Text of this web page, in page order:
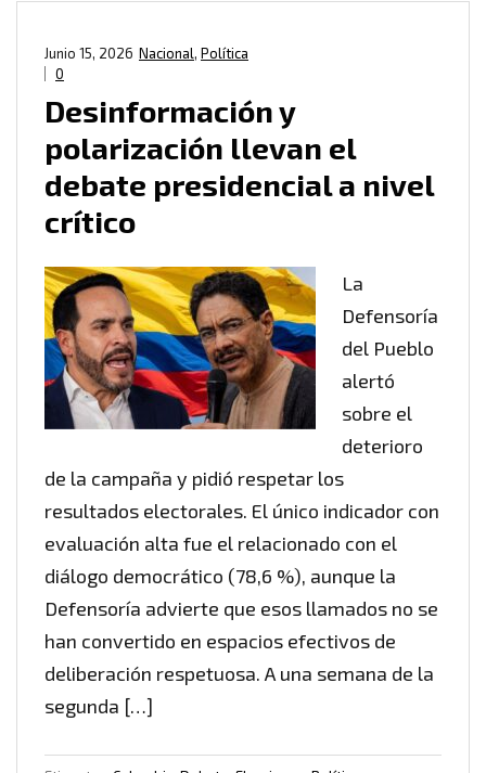
Nacional, Política
Junio 15, 2026
0
Desinformación y
polarización llevan el
debate presidencial a nivel
crítico
La
Defensoría
del Pueblo
alertó
sobre el
deterioro
de la campaña y pidió respetar los
resultados electorales. El único indicador con
evaluación alta fue el relacionado con el
diálogo democrático (78,6 %), aunque la
Defensoría advierte que esos llamados no se
han convertido en espacios efectivos de
deliberación respetuosa. A una semana de la
segunda […]